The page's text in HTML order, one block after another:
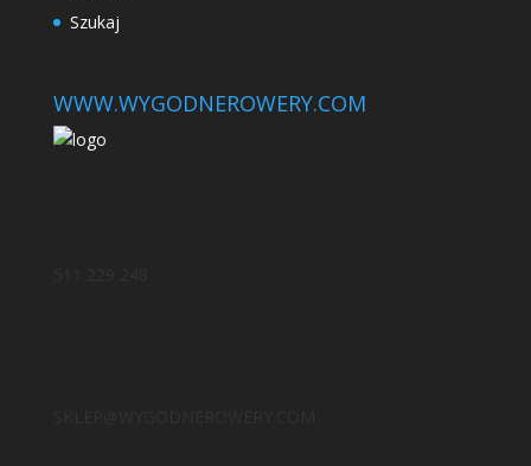
Szukaj
WWW.WYGODNEROWERY.COM